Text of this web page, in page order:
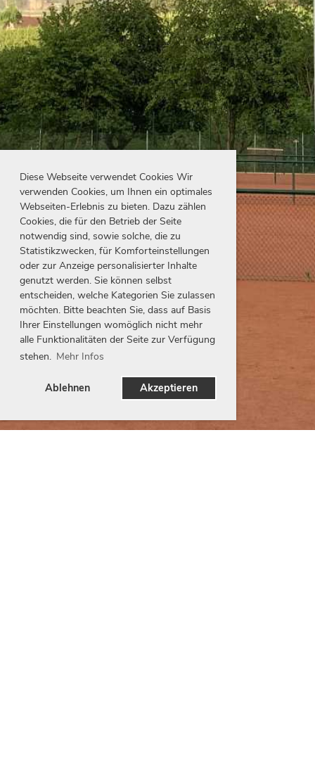
Diese Webseite verwendet Cookies Wir
verwenden Cookies, um Ihnen ein optimales
Webseiten-Erlebnis zu bieten. Dazu zählen
Cookies, die für den Betrieb der Seite
notwendig sind, sowie solche, die zu
Statistikzwecken, für Komforteinstellungen
oder zur Anzeige personalisierter Inhalte
genutzt werden. Sie können selbst
entscheiden, welche Kategorien Sie zulassen
möchten. Bitte beachten Sie, dass auf Basis
Ihrer Einstellungen womöglich nicht mehr
alle Funktionalitäten der Seite zur Verfügung
stehen. Mehr Infos
Ablehnen Akzeptieren